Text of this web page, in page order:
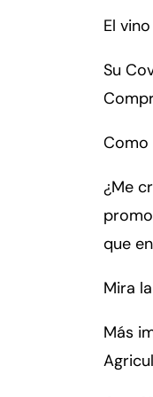
El
Su
Como
¿Me
que
Mira
Más